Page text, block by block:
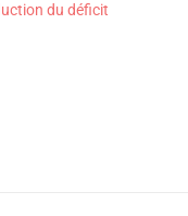
du déficit